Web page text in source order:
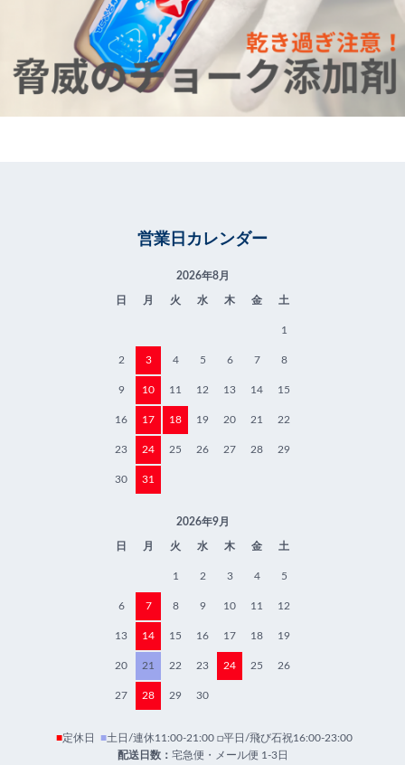
営業日カレンダー
2026年8月
日 月 火 水 木 金 土
1
2 3 4 5 6 7 8
9 10 11 12 13 14 15
16 17 18 19 20 21 22
23 24 25 26 27 28 29
30 31
2026年9月
日 月 火 水 木 金 土
1 2 3 4 5
6 7 8 9 10 11 12
13 14 15 16 17 18 19
20 21 22 23 24 25 26
27 28 29 30
■定休日 ■土日/連休11:00-21:00 □平日/飛び石祝16:00-23:00
配送日数： 宅急便・メール便 1-3日